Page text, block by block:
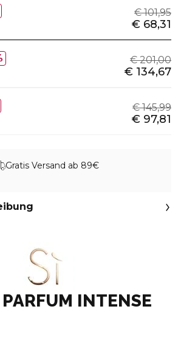
€ 101,95
€ 68,31
€ 201,00
€ 134,67
€ 145,99
€ 97,81
Gratis Versand ab 89€
INTENSE